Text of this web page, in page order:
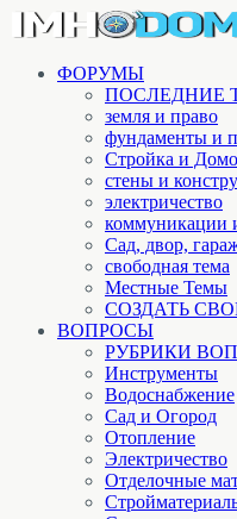
ФОРУМЫ
ПОСЛЕДНИЕ
земля и право
фундаменты и
Стройка и
стены и
электричество
коммуникации
Cад, двор,
свободная тема
Местные Темы
СОЗДАТЬ
ВОПРОСЫ
РУБРИКИ
Инструменты
Водоснабжение
Сад и Огород
Отопление
Электричество
Отделочные